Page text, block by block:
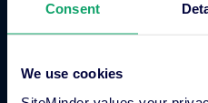
Consent
We use cookies